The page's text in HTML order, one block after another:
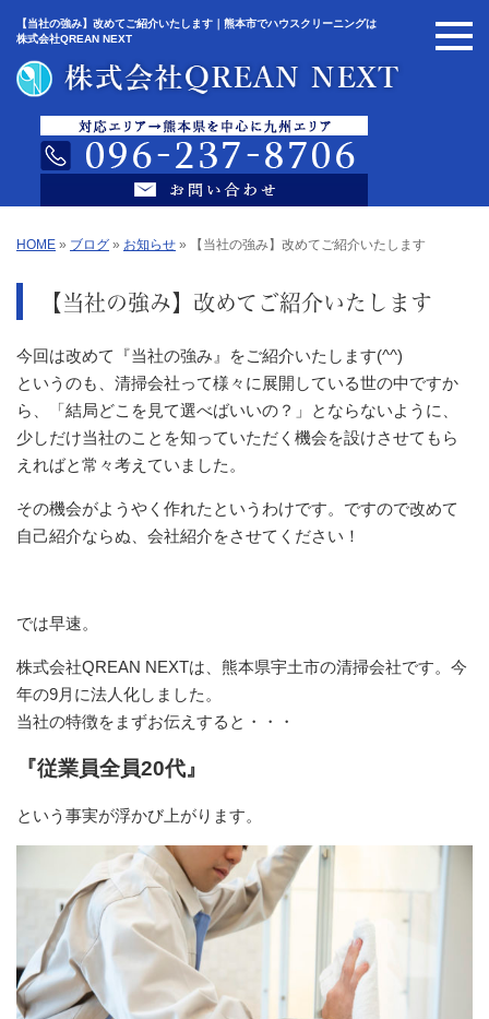
【当社の強み】改めてご紹介いたします｜熊本市でハウスクリーニングは
株式会社QREAN NEXT
HOME » ブログ » お知らせ » 【当社の強み】改めてご紹介いたします
【当社の強み】改めてご紹介いたします
今回は改めて『当社の強み』をご紹介いたします(^^)
というのも、清掃会社って様々に展開している世の中ですか
ら、「結局どこを見て選べばいいの？」とならないように、
少しだけ当社のことを知っていただく機会を設けさせてもら
えればと常々考えていました。
その機会がようやく作れたというわけです。ですので改めて
自己紹介ならぬ、会社紹介をさせてください！
では早速。
株式会社QREAN NEXTは、熊本県宇土市の清掃会社です。今
年の9月に法人化しました。
当社の特徴をまずお伝えすると・・・
『従業員全員20代』
という事実が浮かび上がります。